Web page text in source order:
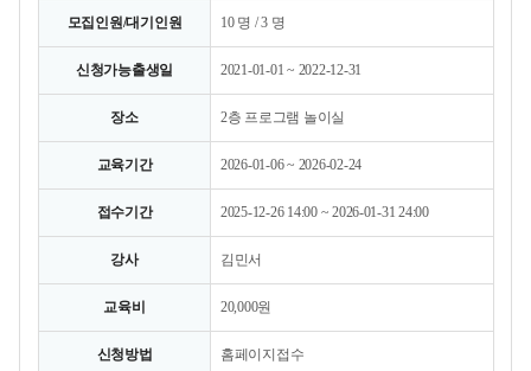
모집인원/대기인원 10 명 / 3 명
신청가능출생일 2021-01-01 ~ 2022-12-31
장소 2층 프로그램 놀이실
교육기간 2026-01-06 ~ 2026-02-24
접수기간 2025-12-26 14:00 ~ 2026-01-31 24:00
강사 김민서
교육비 20,000원
신청방법 홈페이지접수